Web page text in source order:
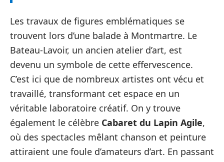
Les travaux de figures emblématiques se
trouvent lors d’une balade à Montmartre. Le
Bateau-Lavoir, un ancien atelier d’art, est
devenu un symbole de cette effervescence.
C’est ici que de nombreux artistes ont vécu et
travaillé, transformant cet espace en un
véritable laboratoire créatif. On y trouve
également le célèbre Cabaret du Lapin Agile,
où des spectacles mêlant chanson et peinture
attiraient une foule d’amateurs d’art. En passant